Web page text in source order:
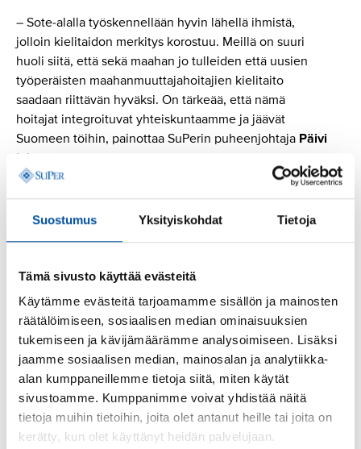
Suostumus Yksityiskohdat Tietoja
Tämä sivusto käyttää evästeitä
Käytämme evästeitä tarjoamamme sisällön ja mainosten
räätälöimiseen, sosiaalisen median ominaisuuksien
tukemiseen ja kävijämäärämme analysoimiseen. Lisäksi
jaamme sosiaalisen median, mainosalan ja analytiikka-
alan kumppaneillemme tietoja siitä, miten käytät
sivustoamme. Kumppanimme voivat yhdistää näitä
tietoja muihin tietoihin, joita olet antanut heille tai joita on
kerätty, kun olet käyttänyt heidän palvelujaan.
– Sote-alalla työskennellään hyvin lähellä ihmistä,
jolloin kielitaidon merkitys korostuu. Meillä on suuri
huoli siitä, että sekä maahan jo tulleiden että uusien
työperäisten maahanmuuttajahoitajien kielitaito
saadaan riittävän hyväksi. On tärkeää, että nämä
hoitajat integroituvat yhteiskuntaamme ja jäävät
Suomeen töihin, painottaa SuPerin puheenjohtaja Päivi
Inberg
ikääntyneiden hoivan henkilöstömitoituksessa tai
hyvinvointialueiden riittämätön rahoitus johtavat
vaikuttaa myös kansainvälisen rekrytoinnin
työttömänä, mutta tilanne muuttuu merkittävästi
lähivuosina.
– Vastuullinen työvoimapolitiikka ja resurssien järkevä
käyttö ovat välttämättömiä, jotta Suomi säilyttää
valmiudet onnistuneeseen kansainväliseen
rekrytointiin myös tulevaisuudessa, Aunesluoma
päättää.